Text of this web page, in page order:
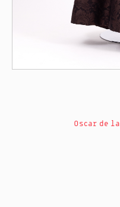
אוסקר דה לה רנטה - Oscar de la